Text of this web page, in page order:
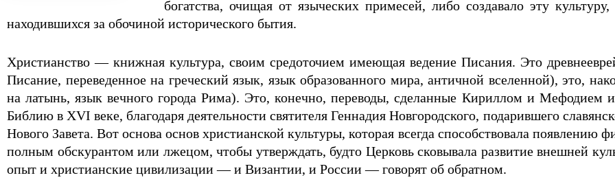
богатства, очищая от языческих примесей, либо создавало эту
находившихся за обочиной исторического бытия.
Христианство — книжная культура, своим средоточием имеющая ведение Писания. Это
Писание, переведенное на греческий язык, язык образованного мира, античной вселенной), это,
на латынь, язык вечного города Рима). Это, конечно, переводы, сделанные Кириллом и Мефодием
Библию в XVI веке, благодаря деятельности святителя Геннадия Новгородского, подарившего
Нового Завета. Вот основа основ христианской культуры, которая всегда способствовала
полным обскурантом или лжецом, чтобы утверждать, будто Церковь сковывала развитие внешней
опыт и христианские цивилизации — и Византии, и России — говорят об обратном.